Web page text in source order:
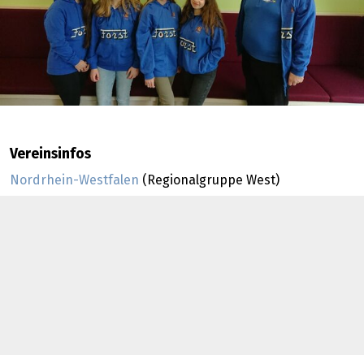
Vereinsinfos
Nordrhein-Westfalen (Regionalgruppe West)